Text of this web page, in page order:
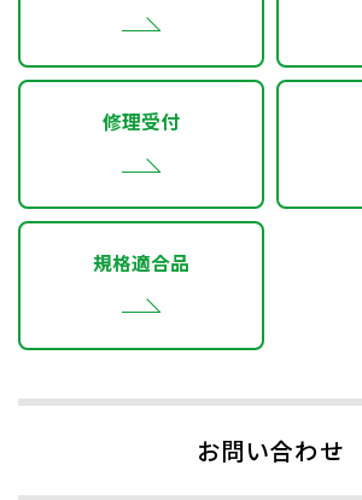
修理受付
規格適合品
お問い合わせ